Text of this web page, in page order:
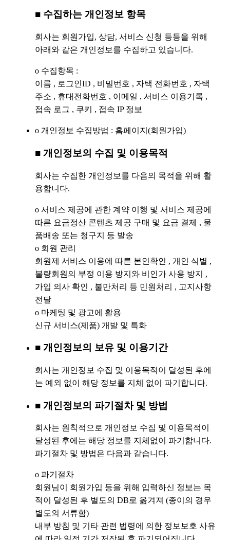
■ 수집하는 개인정보 항목
회사는 회원가입, 상담, 서비스 신청 등등을 위해
아래와 같은 개인정보를 수집하고 있습니다.
ο 수집항목 :
이름 , 로그인ID , 비밀번호 , 자택 전화번호 , 자택
주소 , 휴대전화번호 , 이메일 , 서비스 이용기록 ,
접속 로그 , 쿠키 , 접속 IP 정보
ο 개인정보 수집방법 : 홈페이지(회원가입)
■ 개인정보의 수집 및 이용목적
회사는 수집한 개인정보를 다음의 목적을 위해 활
용합니다.
ο 서비스 제공에 관한 계약 이행 및 서비스 제공에
따른 요금정산 콘텐츠 제공 구매 및 요금 결제 , 물
품배송 또는 청구지 등 발송
ο 회원 관리
회원제 서비스 이용에 따른 본인확인 , 개인 식별 ,
불량회원의 부정 이용 방지와 비인가 사용 방지 ,
가입 의사 확인 , 불만처리 등 민원처리 , 고지사항
전달
ο 마케팅 및 광고에 활용
신규 서비스(제품) 개발 및 특화
■ 개인정보의 보유 및 이용기간
회사는 개인정보 수집 및 이용목적이 달성된 후에
는 예외 없이 해당 정보를 지체 없이 파기합니다.
■ 개인정보의 파기절차 및 방법
회사는 원칙적으로 개인정보 수집 및 이용목적이
달성된 후에는 해당 정보를 지체없이 파기합니다.
파기절차 및 방법은 다음과 같습니다.
ο 파기절차
회원님이 회원가입 등을 위해 입력하신 정보는 목
적이 달성된 후 별도의 DB로 옮겨져 (종이의 경우
별도의 서류함)
내부 방침 및 기타 관련 법령에 의한 정보보호 사유